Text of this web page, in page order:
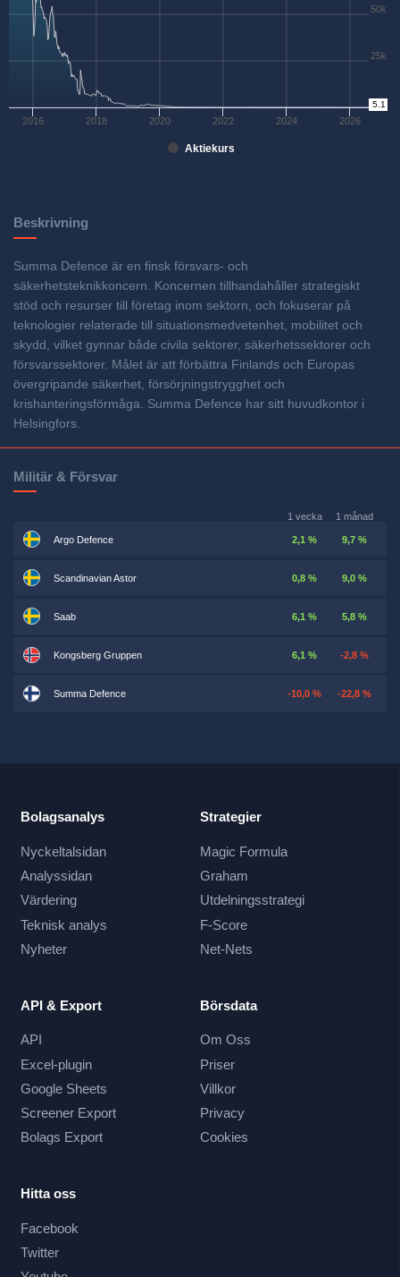
Aktiekurs
2016 2018 2020 2022 2024 2026
0
25k
50k
5.1
Beskrivning
Summa Defence är en finsk försvars- och
säkerhetsteknikkoncern. Koncernen tillhandahåller strategiskt
stöd och resurser till företag inom sektorn, och fokuserar på
teknologier relaterade till situationsmedvetenhet, mobilitet och
skydd, vilket gynnar både civila sektorer, säkerhetssektorer och
försvarssektorer. Målet är att förbättra Finlands och Europas
övergripande säkerhet, försörjningstrygghet och
krishanteringsförmåga. Summa Defence har sitt huvudkontor i
Helsingfors.
Militär & Försvar
1 vecka 1 månad
Argo Defence 2,1 % 9,7 %
Scandinavian Astor 0,8 % 9,0 %
Saab 6,1 % 5,8 %
Kongsberg Gruppen 6,1 % -2,8 %
Summa Defence -10,0 % -22,8 %
Bolagsanalys
Nyckeltalsidan
Analyssidan
Värdering
Teknisk analys
Nyheter
Strategier
Magic Formula
Graham
Utdelningsstrategi
F-Score
Net-Nets
API & Export
API
Excel-plugin
Google Sheets
Screener Export
Bolags Export
Börsdata
Om Oss
Priser
Villkor
Privacy
Cookies
Hitta oss
Facebook
Twitter